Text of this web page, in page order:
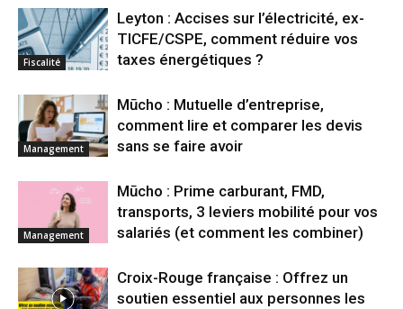
Fiscalité
Leyton : Accises sur l’électricité, ex-
TICFE/CSPE, comment réduire vos
taxes énergétiques ?
Management
Mūcho : Mutuelle d’entreprise,
comment lire et comparer les devis
sans se faire avoir
Management
Mūcho : Prime carburant, FMD,
transports, 3 leviers mobilité pour vos
salariés (et comment les combiner)
Croix-Rouge française : Offrez un
soutien essentiel aux personnes les